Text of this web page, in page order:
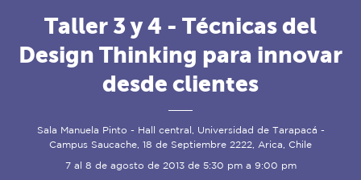
Taller 3 y 4 - Técnicas del
Design Thinking para innovar
desde clientes
Sala Manuela Pinto - Hall central, Universidad de Tarapacá -
Campus Saucache, 18 de Septiembre 2222, Arica, Chile
7 al 8 de agosto de 2013 de 5:30 pm a 9:00 pm